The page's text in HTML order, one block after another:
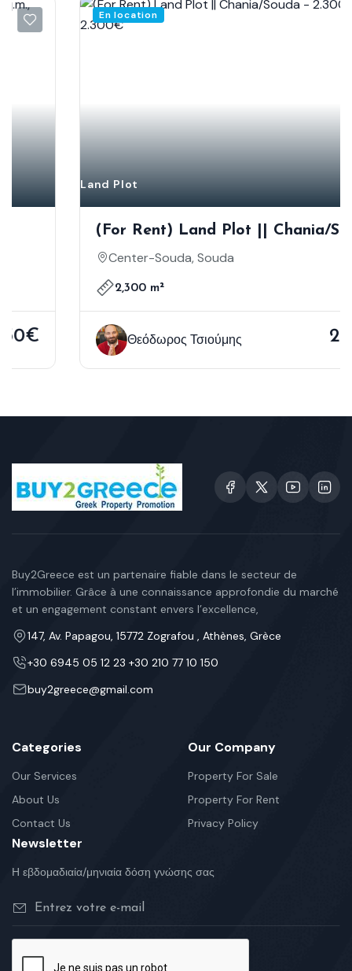
En location
Land Plot
(For Rent) Land Plot || Chania/Souda -
2.300 Sq.m, 2.300€
Center-Souda, Souda
2,300 m²
Θεόδωρος Τσιούμης 2,300€
Buy2Greece est un partenaire fiable dans le secteur de
l’immobilier. Grâce à une connaissance approfondie du marché
et un engagement constant envers l’excellence,
147, Av. Papagou, 15772 Zografou , Athènes, Grèce
+30 6945 05 12 23 +30 210 77 10 150
buy2greece@gmail.com
Categories
Our Services
About Us
Contact Us
Our Company
Property For Sale
Property For Rent
Privacy Policy
Newsletter
Η εβδομαδιαία/μηνιαία δόση γνώσης σας